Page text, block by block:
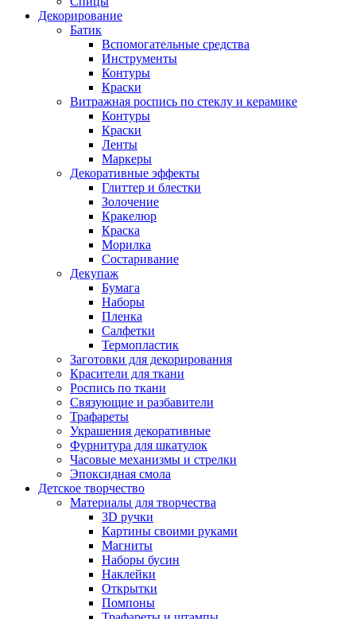
Декорирование
Батик
Вспомогательные средства
Инструменты
Контуры
Краски
Витражная роспись по стеклу и керамике
Контуры
Краски
Ленты
Маркеры
Декоративные эффекты
Глиттер и блестки
Золочение
Кракелюр
Краска
Морилка
Состаривание
Декупаж
Бумага
Наборы
Пленка
Салфетки
Термопластик
Заготовки для декорирования
Красители для ткани
Роспись по ткани
Связующие и разбавители
Трафареты
Украшения декоративные
Фурнитура для шкатулок
Часовые механизмы и стрелки
Эпоксидная смола
Детское творчество
Материалы для творчества
3D ручки
Картины своими руками
Магниты
Наборы бусин
Наклейки
Открытки
Помпоны